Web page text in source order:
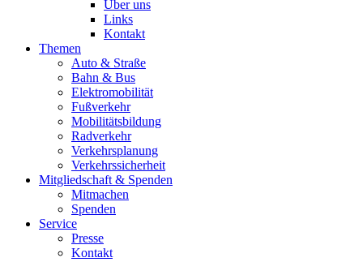
Über uns
Links
Kontakt
Themen
Auto & Straße
Bahn & Bus
Elektromobilität
Fußverkehr
Mobilitätsbildung
Radverkehr
Verkehrsplanung
Verkehrssicherheit
Mitgliedschaft & Spenden
Mitmachen
Spenden
Service
Presse
Kontakt